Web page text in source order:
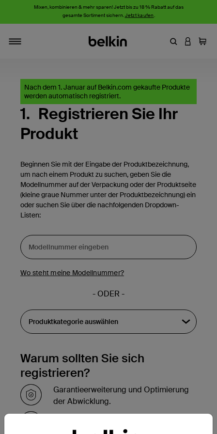
Mixen, kombinieren & mehr sparen! Jetzt bis zu 18 % Rabatt auf das
gesamte Sortiment sichern.Jetzt kaufen.
Stichwort
AN
Nach dem 1. Januar auf Belkin.com gekaufte Produkte
werden automatisch registriert.
1. Registrieren Sie Ihr
Produkt
Beginnen Sie mit der Eingabe der Produktbezeichnung,
um nach einem Produkt zu suchen, geben Sie die
Modellnummer auf der Verpackung oder der Produktseite
(kleine graue Nummer unter der Produktbezeichnung) ein
oder suchen Sie über die nachfolgenden Dropdown-
Listen:
Wo steht meine Modellnummer?
- ODER -
Warum sollten Sie sich
registrieren?
Garantieerweiterung und Optimierung
der Abwicklung.
Innerhalb weniger Stunden nach der
Registrierung Bestätigung per E-Mail.